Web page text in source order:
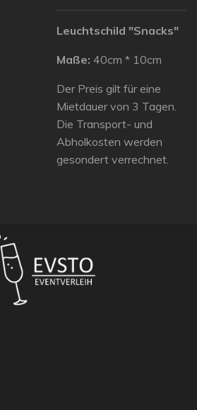
Leuchtschild "Snacks"
Maße: 40cm * 10cm
Der Preis gilt für eine
Mietdauer von 3 Tagen.
Die Transport- und
Abholkosten werden
gesondert verrechnet.